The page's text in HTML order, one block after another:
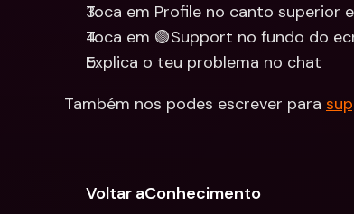
Toca em Profile no canto superior
Toca em 🟢Support no fundo do
Explica o teu problema no chat
Também nos podes escrever para
Voltar aConhecimento